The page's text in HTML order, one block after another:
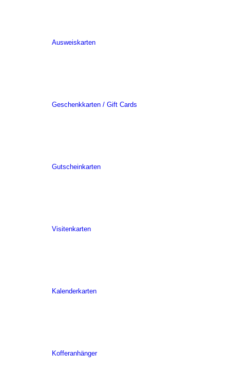
Ausweiskarten
Geschenkkarten / Gift Cards
Gutscheinkarten
Visitenkarten
Kalenderkarten
Kofferanhänger